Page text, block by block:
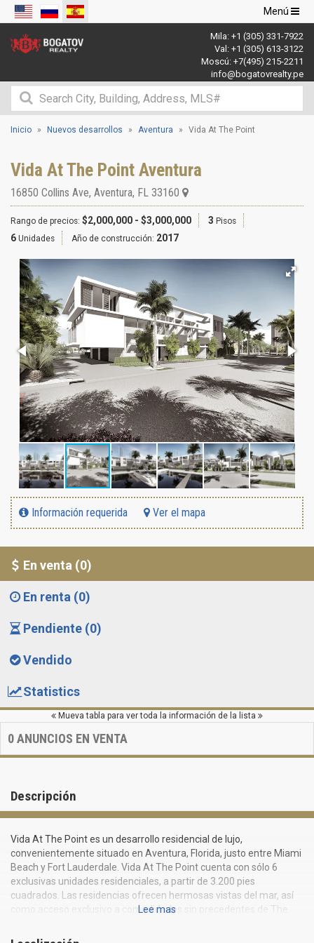
Navegación
de
palanca
Menú
Mila: +1 (305) 331-7922
Val: +1 (305) 613-3122
Moscú: +7(495) 215-2211
info@bogatovrealty.pe
Inicio Nuevos desarrollos Aventura Vida At The Point
Vida At The Point Aventura
16850 Collins Ave, Aventura, FL 33160
Rango de precios: $2,000,000 - $3,000,000 3 Pisos
6 Unidades Año de construcción: 2017
Información requerida Ver el mapa
En venta (0)
En renta (0)
Pendiente (0)
Vendido
Statistics
Mueva tabla para ver toda la información de la lista
0ANUNCIOS EN VENTA
Descripción
Vida At The Point es un desarrollo residencial de lujo,
convenientemente situado en Aventura, Florida, justo entre Miami
Beach y Fort Lauderdale. Vida At The Point cuenta con sólo 6
exclusivas unidades residenciales, a partir de 3.200 pies
cuadrados. Las residencias ofrecen hermosas vistas del mar, así
como acceso exclusivo a comodidades sin precedentes de The
renovación multimillonaria. Las instalaciones incluyen un gimnasio
Lee mas